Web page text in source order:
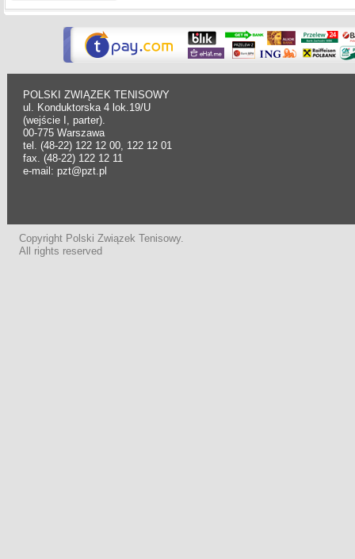
POLSKI ZWIĄZEK TENISOWY
ul. Konduktorska 4 lok.19/U
(wejście I, parter).
00-775 Warszawa
tel. (48-22) 122 12 00, 122 12 01
fax. (48-22) 122 12 11
e-mail: pzt@pzt.pl
Copyright Polski Związek Tenisowy.
All rights reserved